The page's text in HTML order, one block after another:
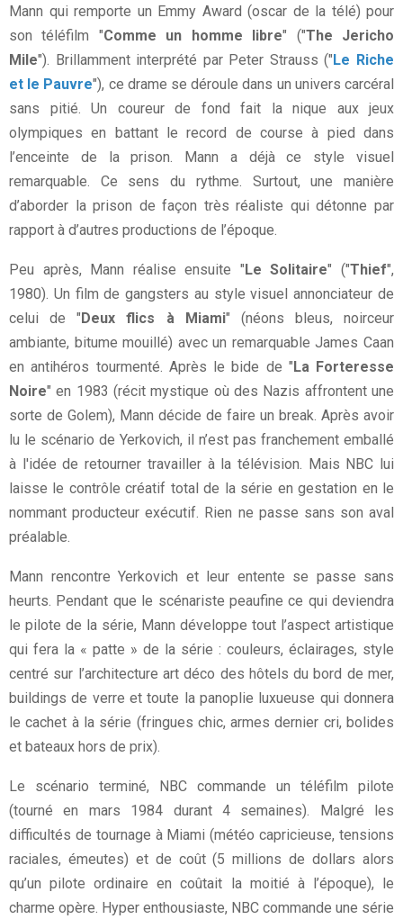
Mann qui remporte un Emmy Award (oscar de la télé) pour
son téléfilm "Comme un homme libre" ("The Jericho
Mile"). Brillamment interprété par Peter Strauss ("Le Riche
et le Pauvre"), ce drame se déroule dans un univers carcéral
sans pitié. Un coureur de fond fait la nique aux jeux
olympiques en battant le record de course à pied dans
l’enceinte de la prison. Mann a déjà ce style visuel
remarquable. Ce sens du rythme. Surtout, une manière
d’aborder la prison de façon très réaliste qui détonne par
rapport à d’autres productions de l’époque.
Peu après, Mann réalise ensuite "Le Solitaire" ("Thief",
1980). Un film de gangsters au style visuel annonciateur de
celui de "Deux flics à Miami" (néons bleus, noirceur
ambiante, bitume mouillé) avec un remarquable James Caan
en antihéros tourmenté. Après le bide de "La Forteresse
Noire" en 1983 (récit mystique où des Nazis affrontent une
sorte de Golem), Mann décide de faire un break. Après avoir
lu le scénario de Yerkovich, il n’est pas franchement emballé
à l'idée de retourner travailler à la télévision. Mais NBC lui
laisse le contrôle créatif total de la série en gestation en le
nommant producteur exécutif. Rien ne passe sans son aval
préalable.
Mann rencontre Yerkovich et leur entente se passe sans
heurts. Pendant que le scénariste peaufine ce qui deviendra
le pilote de la série, Mann développe tout l’aspect artistique
qui fera la « patte » de la série : couleurs, éclairages, style
centré sur l’architecture art déco des hôtels du bord de mer,
buildings de verre et toute la panoplie luxueuse qui donnera
le cachet à la série (fringues chic, armes dernier cri, bolides
et bateaux hors de prix).
Le scénario terminé, NBC commande un téléfilm pilote
(tourné en mars 1984 durant 4 semaines). Malgré les
difficultés de tournage à Miami (météo capricieuse, tensions
raciales, émeutes) et de coût (5 millions de dollars alors
qu’un pilote ordinaire en coûtait la moitié à l’époque), le
charme opère. Hyper enthousiaste, NBC commande une série